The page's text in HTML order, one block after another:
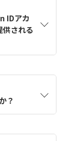
IDとは
をご確認く
IDアカ
される
カウントを
を使用して
す。
？